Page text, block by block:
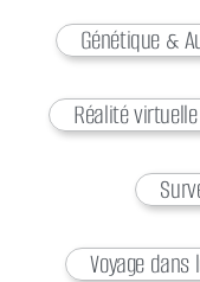
Génétique &
Réalité
Voyage